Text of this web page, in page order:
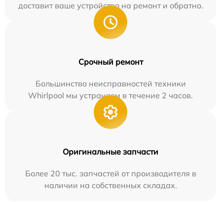
доставит ваше устройство на ремонт и обратно.
Срочный ремонт
Большинство неисправностей техники
Whirlpool мы устраняем в течение 2 часов.
Оригинальные запчасти
Более 20 тыс. запчастей от производителя в
наличии на собственных складах.